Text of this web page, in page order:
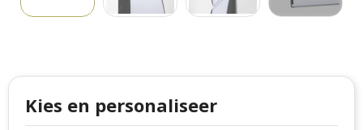
Craft
Thule
Kerstspellen
Kersttassen
Kies en personaliseer